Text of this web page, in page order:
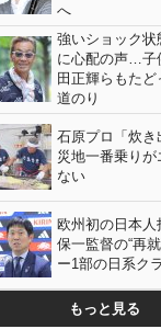
へ
強いショック状
に心配の声…子
田正輝らもた
道のり
石原プロ「炊き
災地一番乗り
ない
欧州初の日本人
保一監督の“再
ー1部の日系ク
もっと見る